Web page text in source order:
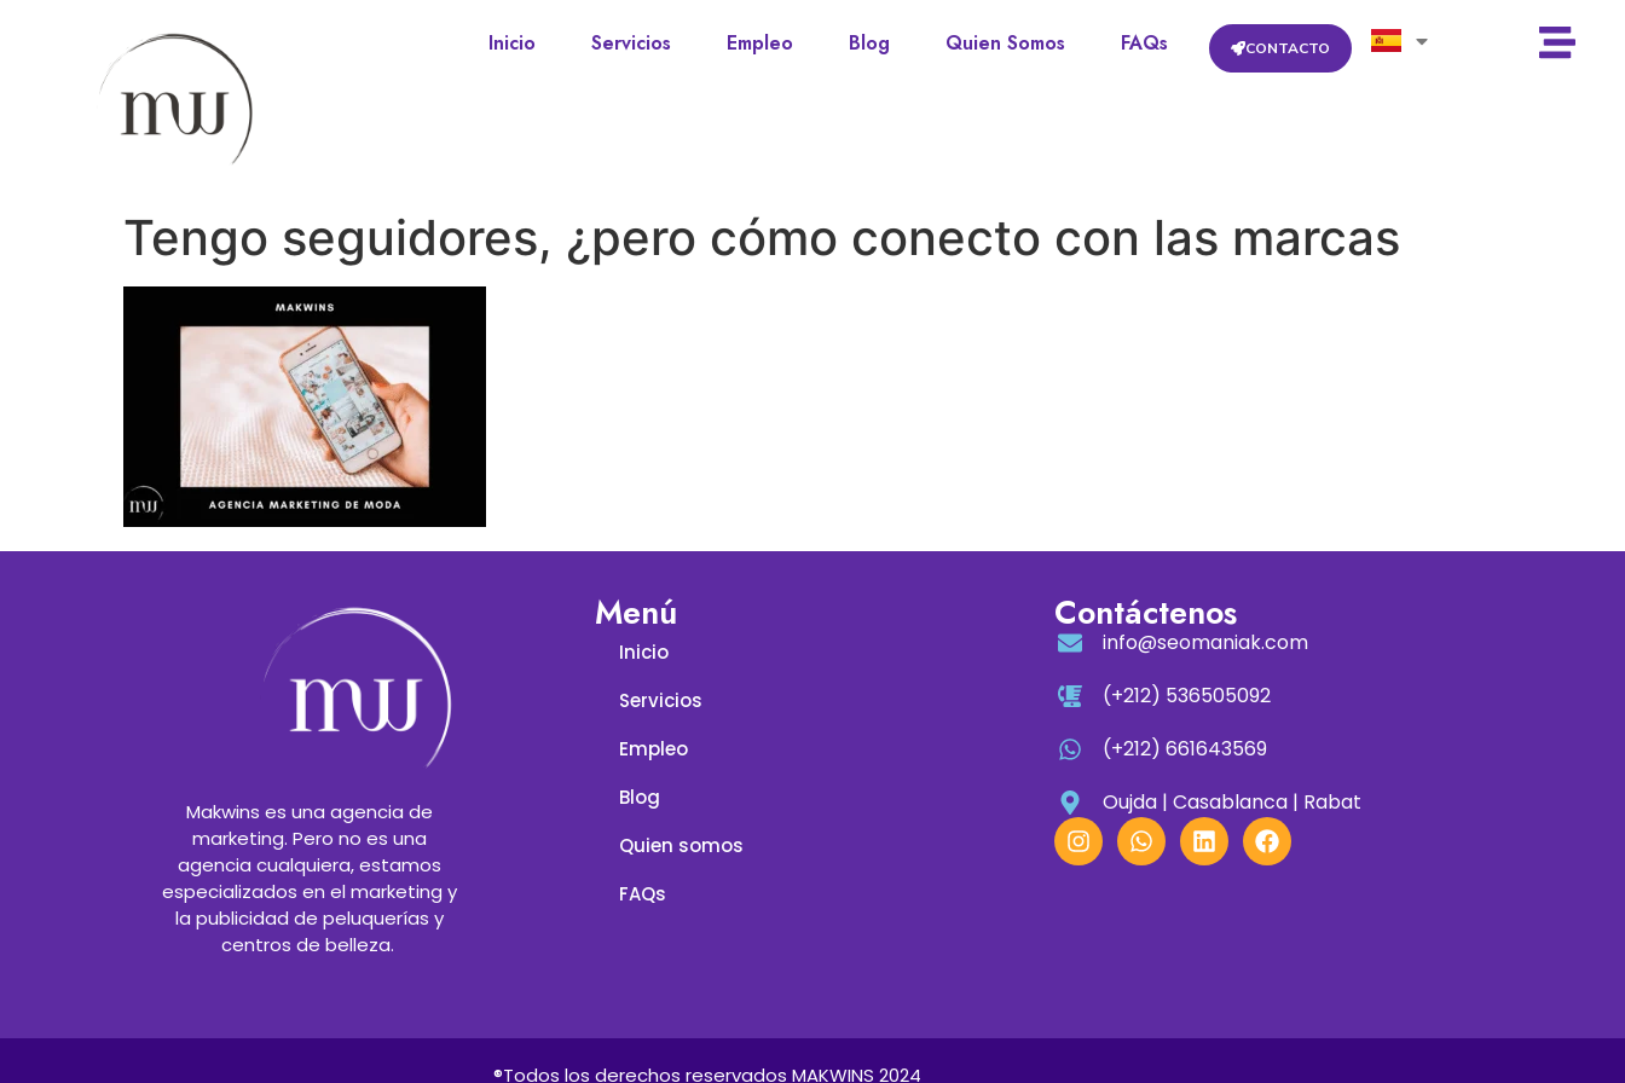
Inicio Servicios Empleo Blog Quien Somos FAQs CONTACTO
Tengo seguidores, ¿pero cómo conecto con las marcas
Makwins es una agencia de
marketing. Pero no es una
agencia cualquiera, estamos
especializados en el marketing y
la publicidad de peluquerías y
centros de belleza.
Menú
Inicio
Servicios
Empleo
Blog
Quien somos
FAQs
Contáctenos
info@seomaniak.com
(+212) 536505092
(+212) 661643569
Oujda | Casablanca | Rabat
®Todos los derechos reservados MAKWINS 2024